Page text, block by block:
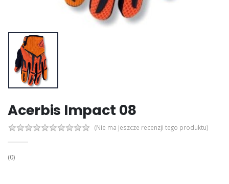
Acerbis Impact 08
(Nie ma jeszcze recenzji tego produktu)
(0)